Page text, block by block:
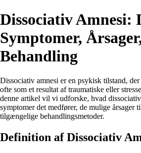
Dissociativ Amnesi:
Symptomer,
Behandling
Dissociativ amnesi er en psykisk tilstand,
ofte som et resultat af traumatiske eller
denne artikel vil vi udforske, hvad
symptomer det medfører, de mulige årsager
tilgængelige behandlingsmetoder.
Definition af Dissociativ